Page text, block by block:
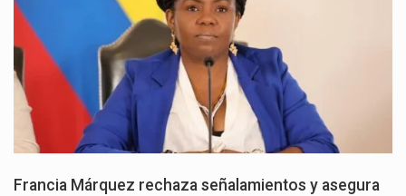
Francia Márquez rechaza señalamientos y asegura